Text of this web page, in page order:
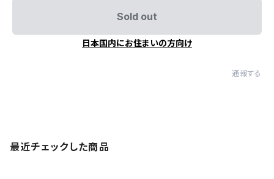
Sold out
日本国内にお住まいの方向け
通報する
最近チェックした商品